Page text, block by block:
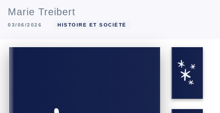
Marie Treibert
03/06/2026 HISTOIRE ET SOCIÉTÉ